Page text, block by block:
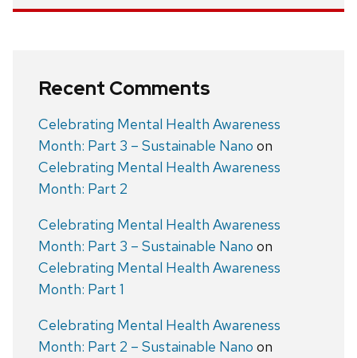
Recent Comments
Celebrating Mental Health Awareness
Month: Part 3 – Sustainable Nano on
Celebrating Mental Health Awareness
Month: Part 2
Celebrating Mental Health Awareness
Month: Part 3 – Sustainable Nano on
Celebrating Mental Health Awareness
Month: Part 1
Celebrating Mental Health Awareness
Month: Part 2 – Sustainable Nano on